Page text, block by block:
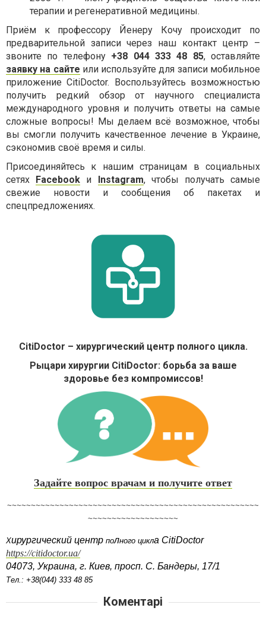
терапии и регенеративной медицины.
Приём к профессору Йенеру Кочу происходит по
предварительной записи через наш контакт центр –
звоните по телефону+38 044 333 48 85, оставляйте
заявку на сайте или используйте для записи мобильное
приложение CitiDoctor. Воспользуйтесь возможностью
получить редкий обзор от научного специалиста
международного уровня и получить ответы на самые
сложные вопросы! Мы делаем всё возможное, чтобы
вы смогли получить качественное лечение в Украине,
сэкономив своё время и силы.
Присоединяйтесь к нашим страницам в социальных
сетях Facebook и Instagram, чтобы получать самые
свежие новости и сообщения об пакетах и
спецпредложениях.
CitiDoctor – хирургический центр полного цикла.
Рыцари хирургии CitiDoctor: борьба за ваше
здоровье без компромиссов!
Задайте вопрос врачам и получите ответ
~~~~~~~~~~~~~~~~~~~~~~~~~~~~~~~~~~~~~~~~~~~~~~~~~~~~~
~~~~~~~~~~~~~~~~~~~
Хирургический центр полного цикла CitiDoctor
https://citidoctor.ua/
04073, Украина, г. Киев, просп. С. Бандеры, 17/1
Тел.: +38(044) 333 48 85
Коментарі